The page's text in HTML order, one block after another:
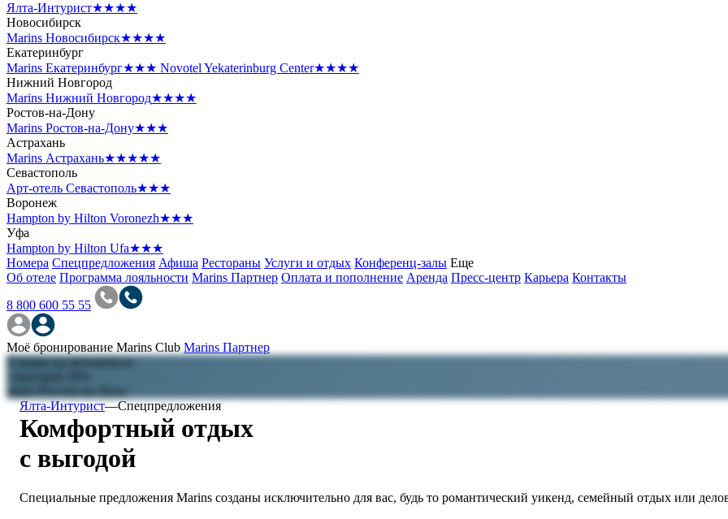
Ялта-Интурист★★★★
Новосибирск
Marins Новосибирск★★★★
Екатеринбург
Marins Екатеринбург★★★ Novotel Yekaterinburg Center★★★★
Нижний Новгород
Marins Нижний Новгород★★★★
Ростов-на-Дону
Marins Ростов-на-Дону★★★
Астрахань
Marins Астрахань★★★★★
Севастополь
Арт-отель Севастополь★★★
Воронеж
Hampton by Hilton Voronezh★★★
Уфа
Hampton by Hilton Ufa★★★
Номера Спецпредложения Афиша Рестораны Услуги и отдых Конференц-залы Еще
Об отеле Программа лояльности Marins Партнер Оплата и пополнение Аренда Пресс-центр Карьера Контакты
8 800 600 55 55
Моё бронирование Marins Club Marins Партнер
К морю на автомобиле
Ялта-Интурист—Спецпредложения
Комфортный отдых
с выгодой
Специальные предложения Marins созданы исключительно для вас, будь то романтический уикенд, семейный отдых или